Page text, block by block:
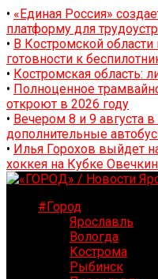
• «Единая Россия»
платформу для
• В Костромской
готовности к
• Костромская область:
• Полноценное
откроют в 2026 году
• Вечером 8 и 9 августа
дополнительные
• Илья Горохов выйдет
хоккея на Кубке
#Город
Ярославль
Вологда
Кострома
Рыбинск